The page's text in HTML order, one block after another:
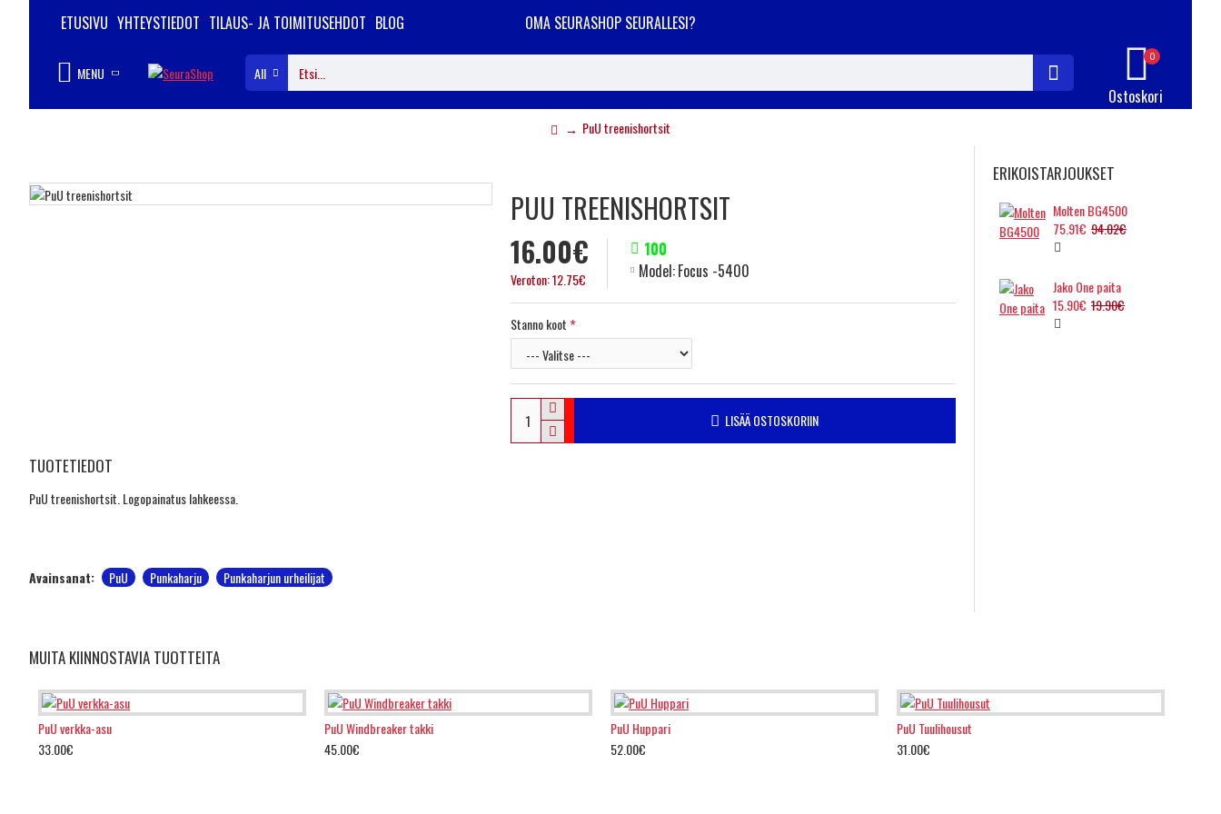
ETUSIVU YHTEYSTIEDOT TILAUS- JA TOIMITUSEHDOT BLOG OMA SEURASHOP SEURALLESI?
MENU All
Ostoskori
0
PuU treenishortsit
PUU TREENISHORTSIT
16.00€
Veroton: 12.75€
100
Model:Focus -5400
Stanno koot
LISÄÄ OSTOSKORIIN
TUOTETIEDOT
PuU treenishortsit. Logopainatus lahkeessa.
Avainsanat: PuU Punkaharju Punkaharjun urheilijat
ERIKOISTARJOUKSET
Molten BG4500
75.91€ 94.02€
Jako One paita
15.90€ 19.90€
MUITA KIINNOSTAVIA TUOTTEITA
PuU verkka-asu
33.00€
PuU Windbreaker takki
45.00€
PuU Huppari
52.00€
PuU Tuulihousut
31.00€